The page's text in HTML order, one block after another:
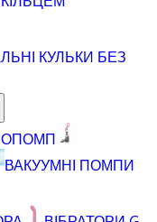
КУЛЬКИ БЕЗ
ВАКУУМНІ ПОМПИ